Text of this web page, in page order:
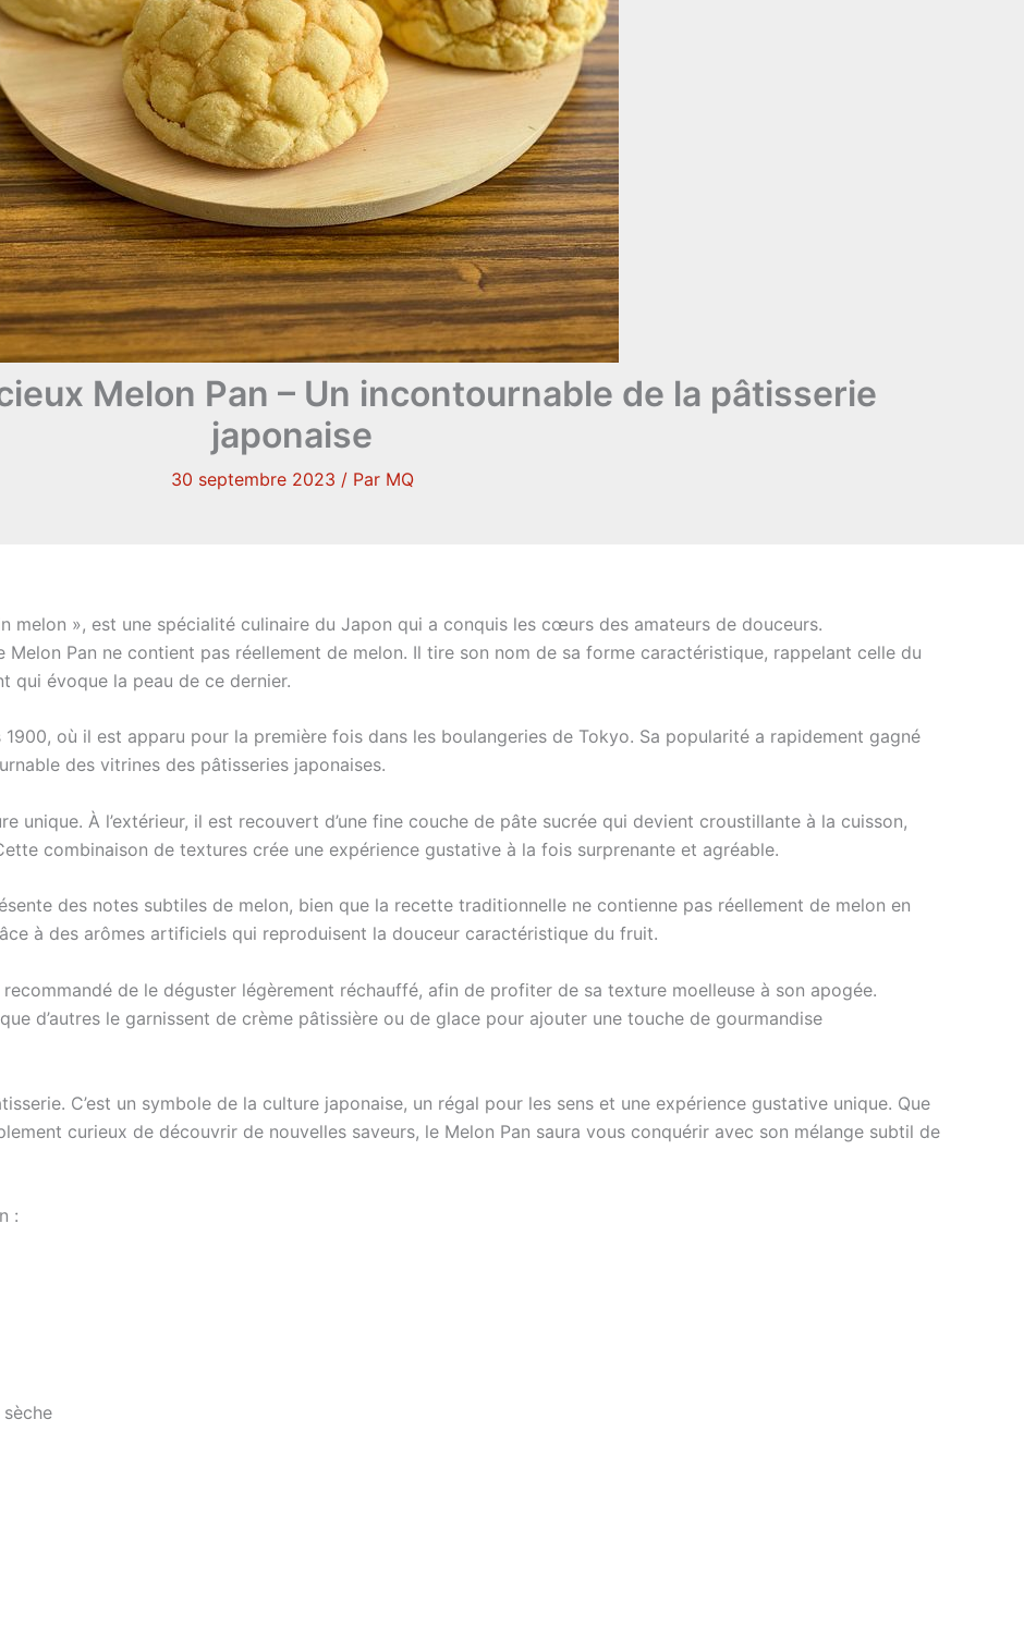
Melon Pan – Un incontournable de la pâtisserie
japonaise
30 septembre 2023 / Par MQ
melon », est une spécialité culinaire du Japon qui a conquis les cœurs des amateurs de douceurs.
Melon Pan ne contient pas réellement de melon. Il tire son nom de sa forme caractéristique, rappelant celle du
qui évoque la peau de ce dernier.
1900, où il est apparu pour la première fois dans les boulangeries de Tokyo. Sa popularité a rapidement gagné
des vitrines des pâtisseries japonaises.
unique. À l’extérieur, il est recouvert d’une fine couche de pâte sucrée qui devient croustillante à la cuisson,
combinaison de textures crée une expérience gustative à la fois surprenante et agréable.
des notes subtiles de melon, bien que la recette traditionnelle ne contienne pas réellement de melon en
à des arômes artificiels qui reproduisent la douceur caractéristique du fruit.
de le déguster légèrement réchauffé, afin de profiter de sa texture moelleuse à son apogée.
d’autres le garnissent de crème pâtissière ou de glace pour ajouter une touche de gourmandise
C’est un symbole de la culture japonaise, un régal pour les sens et une expérience gustative unique. Que
curieux de découvrir de nouvelles saveurs, le Melon Pan saura vous conquérir avec son mélange subtil de
: